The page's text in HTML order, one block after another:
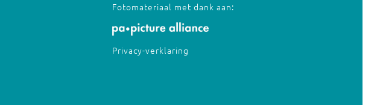
Fotomateriaal met dank aan:
Privacy-verklaring